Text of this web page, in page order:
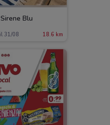
Sirene Blu
31/08 18.6 km